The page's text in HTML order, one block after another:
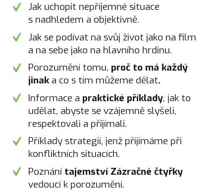
Jak uchopit nepříjemné situace
s nadhledem a objektivně.
Jak se podívat na svůj život jako na film
a na sebe jako na hlavního hrdinu.
Porozumění tomu, proč to má každý
jinaka co s tím můžeme dělat.
Informace a praktické příklady, jak to
udělat, abyste se vzájemně slyšeli,
respektovali a přijímali.
Příklady strategií, jenž přijímáme při
konfliktních situacích.
Poznání tajemství Zázračné čtyřky
vedoucí k porozumění.